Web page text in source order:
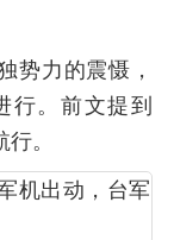
势力的震慑，
行。前文提到
。